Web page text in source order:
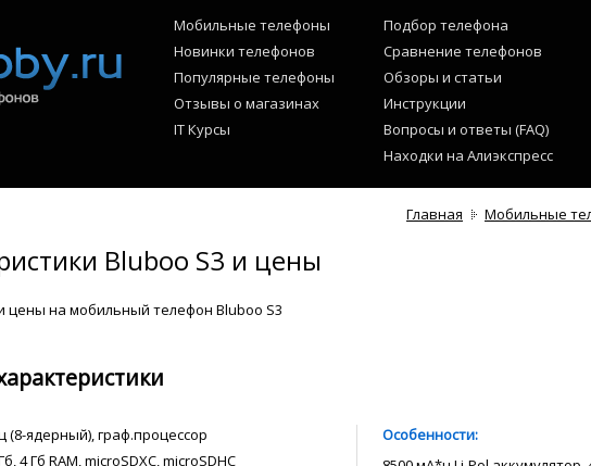
Мобильные телефоны
Новинки телефонов
Популярные телефоны
Отзывы о магазинах
IT Курсы
Подбор телефона
Сравнение телефонов
Обзоры и статьи
Инструкции
Вопросы и ответы (FAQ)
Находки на Алиэкспресс
Главная Мобильные
Bluboo S3 и цены
цены на мобильный телефон Bluboo S3
(8-ядерный), граф.процессор
4 Гб RAM, microSDXC, microSDHC
Особенности: